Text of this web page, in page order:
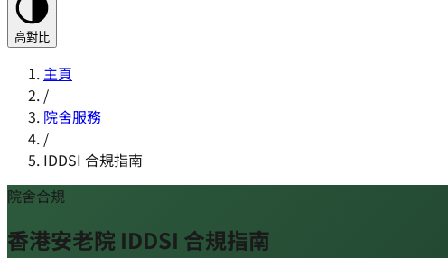
高對比
主頁
/
院舍服務
/
IDDSI 合規指南
院舍合規
香港安老院 IDDSI 合規指南